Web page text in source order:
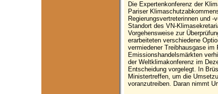
Die Expertenkonferenz der
Pariser
Regierungsvertreterinnen und
Standort des VN-
Vorgehensweise zur
erarbeiteten verschiedene
vermiedener Treibhausgase im
Emissionshandelsmärkten
der Weltklimakonferenz im
Entscheidung vorgelegt. In
Ministertreffen, um die
voranzutreiben. Daran nimmt